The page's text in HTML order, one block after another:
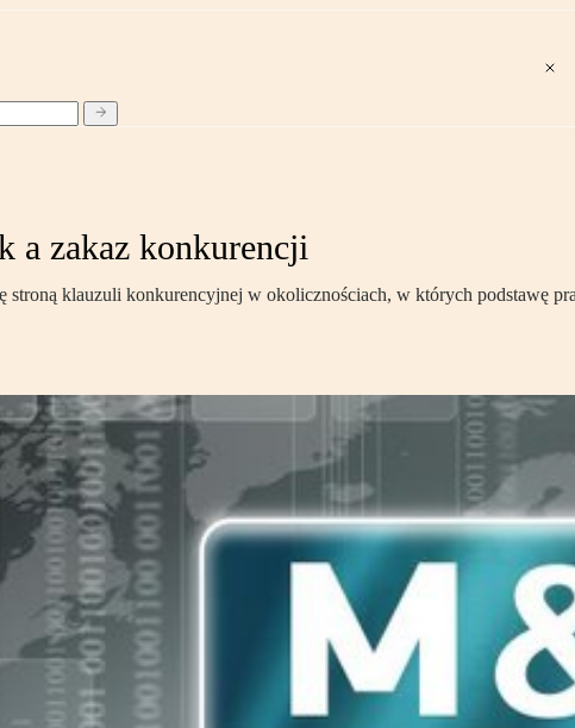
a zakaz konkurencji
stroną klauzuli konkurencyjnej w okolicznościach, w których podstawę